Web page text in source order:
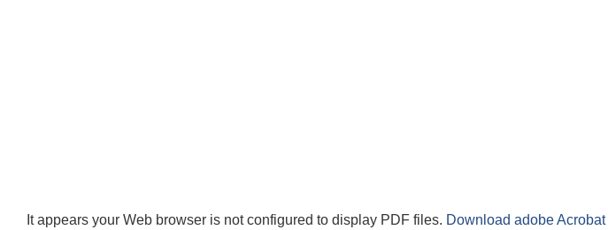
It appears your Web browser is not configured to display PDF files. Download adobe Acrobat